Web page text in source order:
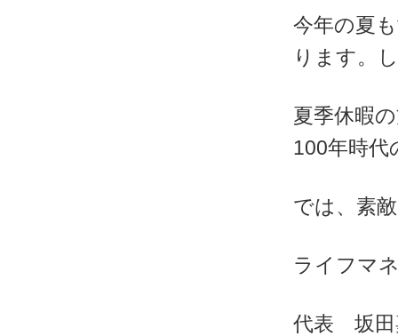
今年の夏
ります。
夏季休暇
100年時
では、素
ライフマ
代表 坂田